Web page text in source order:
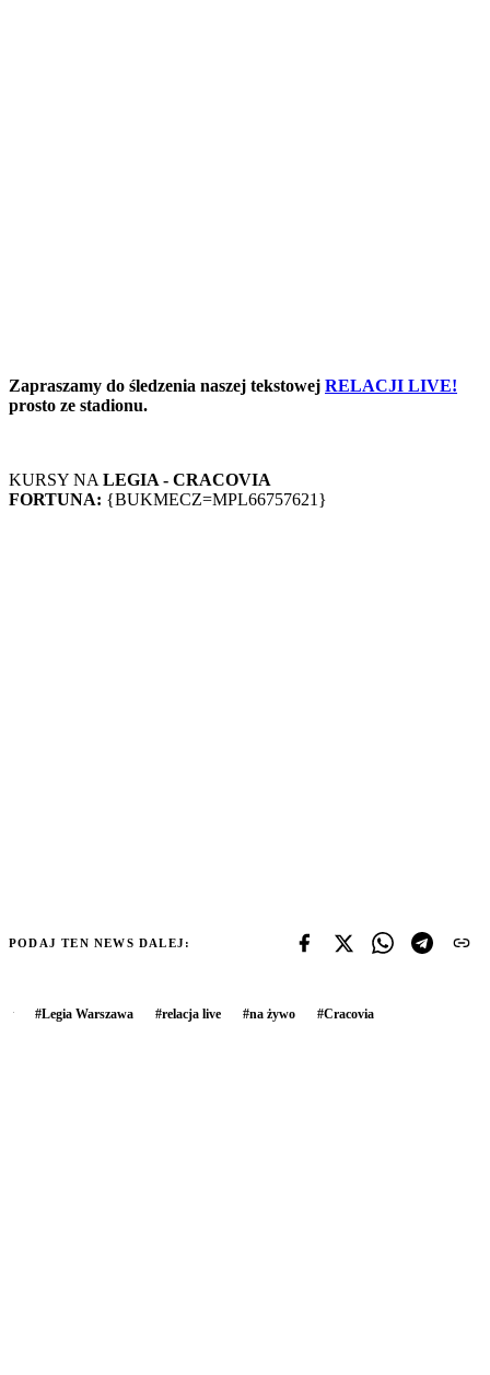
Zapraszamy do śledzenia naszej tekstowej RELACJI LIVE!
prosto ze stadionu.
KURSY NA LEGIA - CRACOVIA
FORTUNA: {BUKMECZ=MPL66757621}
PODAJ TEN NEWS DALEJ:
#Legia Warszawa #relacja live #na żywo #Cracovia